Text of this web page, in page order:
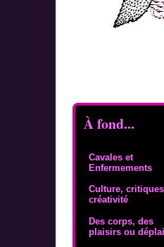
À fond...
Cavales et
Enfermements
Culture,
créativité
Des corps, des
plaisirs ou